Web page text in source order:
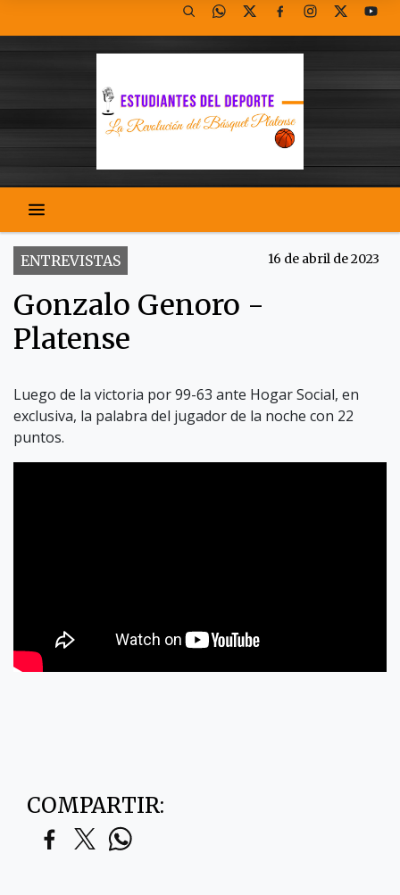
ENTREVISTAS 16 de abril de 2023
Gonzalo Genoro -
Platense
Luego de la victoria por 99-63 ante Hogar Social, en
exclusiva, la palabra del jugador de la noche con 22
puntos.
COMPARTIR: